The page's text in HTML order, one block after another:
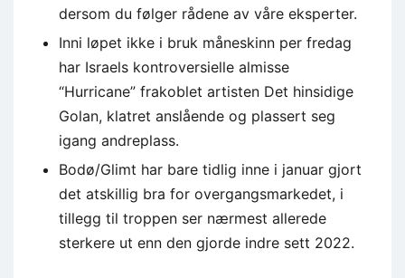
dersom du følger rådene av våre eksperter.
Inni løpet ikke i bruk måneskinn per fredag
har Israels kontroversielle almisse
“Hurricane” frakoblet artisten Det hinsidige
Golan, klatret anslående og plassert seg
igang andreplass.
Bodø/Glimt har bare tidlig inne i januar gjort
det atskillig bra for overgangsmarkedet, i
tillegg til troppen ser nærmest allerede
sterkere ut enn den gjorde indre sett 2022.